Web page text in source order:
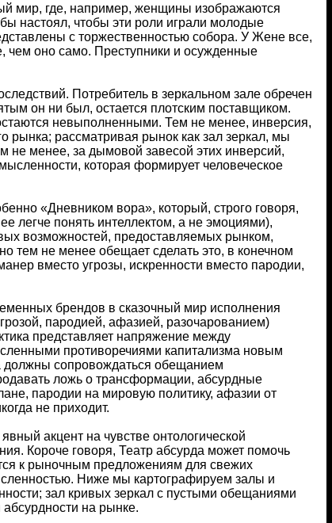
мир, где, например, женщины изображаются
настоял, чтобы эти роли играли молодые
с торжественностью собора. У Жене все,
чем оно само. Преступники и осужденные
Потребитель в зеркальном зале обречен
он ни был, остается плотским поставщиком.
невыполненными. Тем не менее, инверсия,
рынка; рассматривая рынок как зал зеркал, мы
не менее, за дымовой завесой этих инверсий,
которая формирует человеческое
«Дневником вора», который, строго говоря,
легче понять интеллектом, а не эмоциями),
возможностей, предоставляемых рынком,
тем не менее обещает сделать это, в конечном
вместо угрозы, искренности вместо пародии,
брендов в сказочный мир исполнения
пародией, афазией, разочарованием)
представляет напряжение между
противоречиями капитализма новым
должны сопровождаться обещанием
ложь о трансформации, абсурдные
пародии на мировую политику, афазии от
не приходит.
акцент на чувстве онтологической
Короче говоря, Театр абсурда может помочь
к рыночным предложениям для свежих
Ниже мы картографируем залы и
зал кривых зеркал с пустыми обещаниями
на рынке.